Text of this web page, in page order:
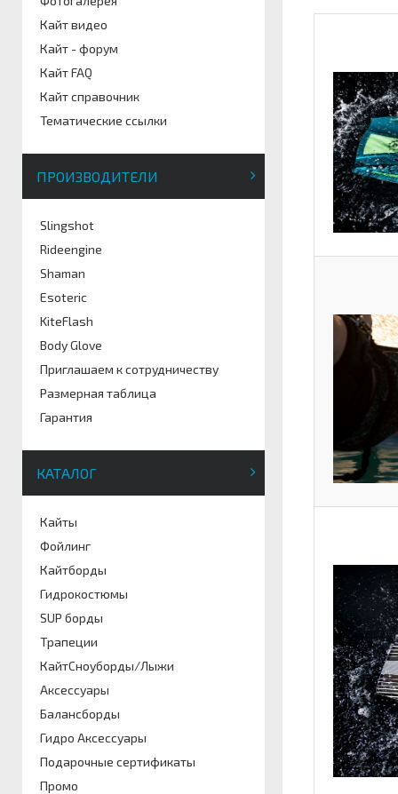
Кайт видео
Кайт - форум
Кайт FAQ
Кайт справочник
Тематические ссылки
ПРОИЗВОДИТЕЛИ
Slingshot
Rideengine
Shaman
Esoteric
KiteFlash
Body Glove
Приглашаем к сотрудничеству
Размерная таблица
Гарантия
КАТАЛОГ
Кайты
Фойлинг
Кайтборды
Гидрокостюмы
SUP борды
Трапеции
КайтСноуборды/Лыжи
Аксессуары
Балансборды
Гидро Аксессуары
Подарочные сертификаты
Промо